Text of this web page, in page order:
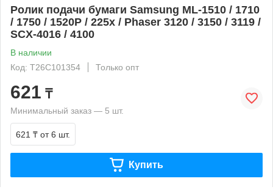
Ролик подачи бумаги Samsung ML-1510 / 1710
/ 1750 / 1520P / 225х / Phaser 3120 / 3150 / 3119 /
SCX-4016 / 4100
В наличии
Код: T26C101354
Только опт
621 ₸
Минимальный заказ — 5 шт.
621 ₸ от 6 шт.
Купить